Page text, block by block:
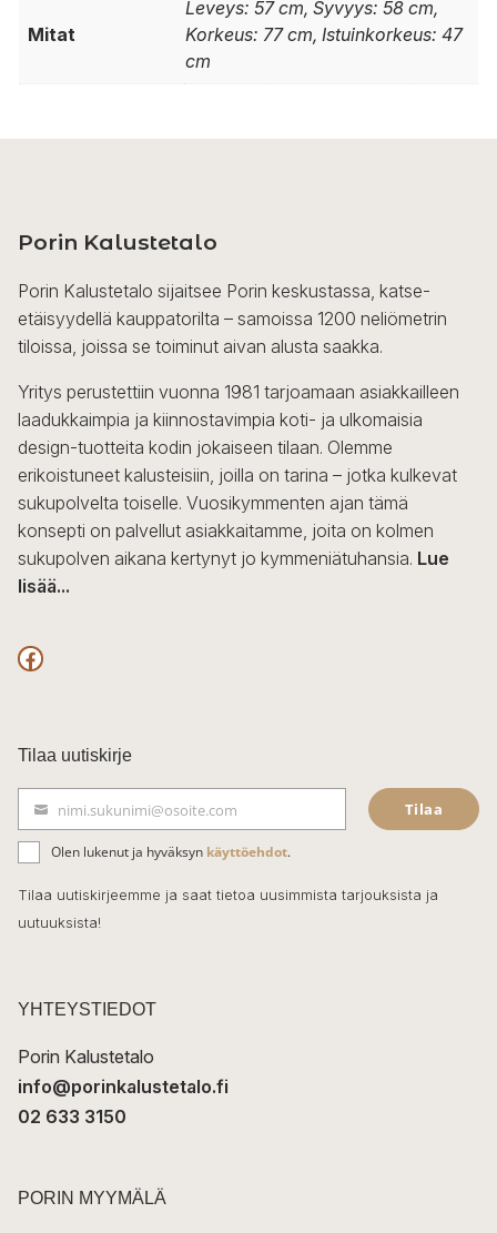
Mitat
Leveys: 57 cm, Syvyys: 58 cm,
Korkeus: 77 cm, Istuinkorkeus: 47
cm
Porin Kalustetalo
Porin Kalustetalo sijaitsee Porin keskustassa, katse-
etäisyydellä kauppatorilta – samoissa 1200 neliömetrin
tiloissa, joissa se toiminut aivan alusta saakka.
Yritys perustettiin vuonna 1981 tarjoamaan asiakkailleen
laadukkaimpia ja kiinnostavimpia koti- ja ulkomaisia
design-tuotteita kodin jokaiseen tilaan. Olemme
erikoistuneet kalusteisiin, joilla on tarina – jotka kulkevat
sukupolvelta toiselle. Vuosikymmenten ajan tämä
konsepti on palvellut asiakkaitamme, joita on kolmen
sukupolven aikana kertynyt jo kymmeniätuhansia. Lue
lisää...
F
c
e
b
o
o
k
Tilaa uutiskirje
ä
h
k
t
nimi.sukunimi@osoite.com Tilaa
Olen lukenut ja hyväksyn käyttöehdot.
Tilaa uutiskirjeemme ja saat tietoa uusimmista tarjouksista ja
uutuuksista!
YHTEYSTIEDOT
Porin Kalustetalo
info@porinkalustetalo.fi
02 633 3150
PORIN MYYMÄLÄ